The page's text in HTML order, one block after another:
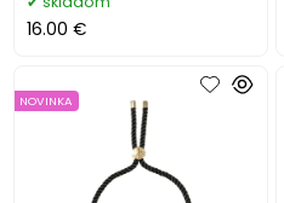
16.00 €
NOVINKA